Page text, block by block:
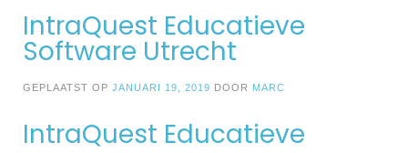
IntraQuest Educatieve
Software Utrecht
GEPLAATST OP JANUARI 19, 2019 DOOR MARC
IntraQuest Educatieve